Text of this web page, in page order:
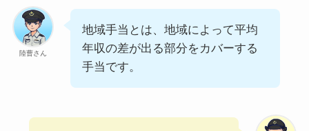
陸曹さん
地域手当とは、地域によって平均
年収の差が出る部分をカバーする
手当です。